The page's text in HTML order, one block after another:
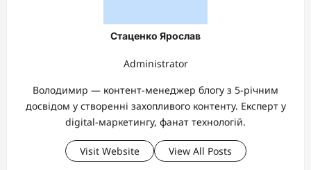
Стаценко Ярослав
Administrator
Володимир — контент-менеджер блогу з 5-річним
досвідом у створенні захопливого контенту. Експерт у
digital-маркетингу, фанат технологій.
Visit Website View All Posts